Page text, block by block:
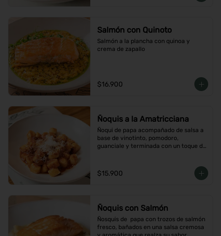
Salmón con Quinoto
Salmón a la plancha con quinoa y
crema de zapallo
$16.900
Ñoquis a la Amatricciana
Ñoqui de papa acompañado de salsa a
base de vinotinto, pomodoro,
guanciale y terminada con un toque de
$15.900
Ñoquis con Salmón
Ñosquis de  papa con trozos de salmón
fresco, bañados en una salsa cremosa